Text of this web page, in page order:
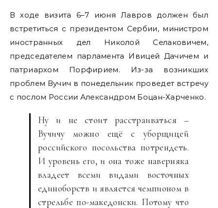
В ходе визита 6–7 июня Лавров должен был
встретиться с президентом Сербии, министром
иностранных дел Николой Селаковичем,
председателем парламента Ивицей Дачичем и
патриархом Порфирием. Из-за возникших
проблем Вучич в понедельник проведет встречу
с послом России Александром Боцан-Харченко.
Ну и не стоит расстраиваться –
Вучичу можно ещё с уборщицей
российского посольства потрендеть.
И уровень его, и она тоже наверняка
владеет всеми видами восточных
единоборств и является чемпионом в
стрельбе по-македонски. Потому что